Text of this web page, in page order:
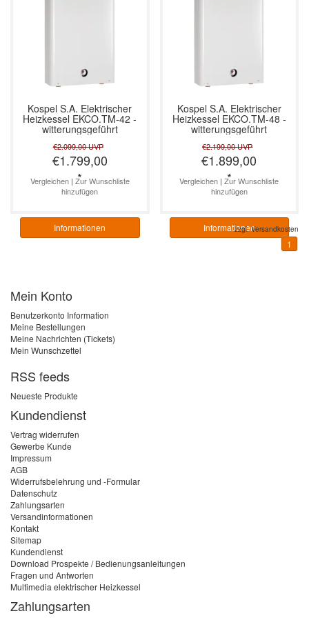
Kospel S.A. Elektrischer
Heizkessel EKCO.TM-42 -
witterungsgeführt
€2.099,00UVP
€1.799,00
*
Vergleichen| Zur Wunschliste
hinzufügen
Informationen
Kospel S.A. Elektrischer
Heizkessel EKCO.TM-48 -
witterungsgeführt
€2.199,00UVP
€1.899,00
*
Vergleichen |Zur Wunschliste
hinzufügen
Informationen
zzgl.Versandkosten
1
Mein Konto
Benutzerkonto Information
Meine Bestellungen
Meine Nachrichten (Tickets)
Mein Wunschzettel
RSS feeds
Neueste Produkte
Kundendienst
Vertrag widerrufen
Gewerbe Kunde
Impressum
AGB
Widerrufsbelehrung und -Formular
Datenschutz
Zahlungsarten
Versandinformationen
Kontakt
Sitemap
Kundendienst
Download Prospekte / Bedienungsanleitungen
Fragen und Antworten
Multimedia elektrischer Heizkessel
Zahlungsarten